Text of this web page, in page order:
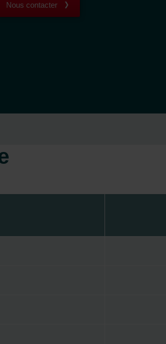
Nous contacter